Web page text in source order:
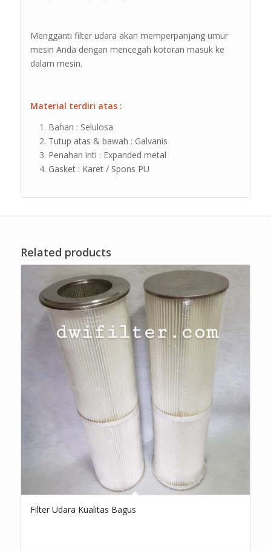
Mengganti filter udara akan memperpanjang umur
mesin Anda dengan mencegah kotoran masuk ke
dalam mesin.
Material terdiri atas :
Bahan : Selulosa
Tutup atas & bawah : Galvanis
Penahan inti : Expanded metal
Gasket : Karet / Spons PU
Related products
Filter Udara Kualitas Bagus